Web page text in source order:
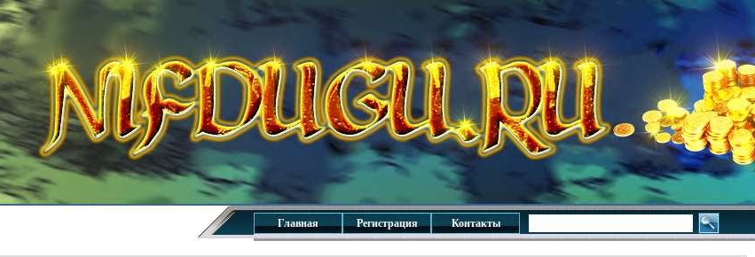
Главная Регистрация Контакты